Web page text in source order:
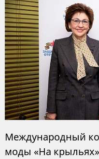
Международный
моды «На